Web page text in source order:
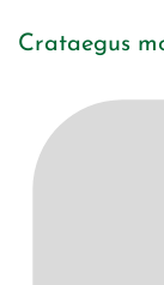
Crataegus